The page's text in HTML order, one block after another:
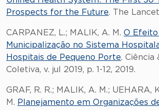
Prospects for the Future. The
CARPANEZ, L.; MALIK, A. M. O Efeito
Municipalização no Sistema
Hospitais de Pequeno Porte. Ciência
Coletiva, v. jul 2019, p. 1-12, 2019.
GRAF, R. R.; MALIK, A. M.; UEHARA,
M. Planejamento em Organizações